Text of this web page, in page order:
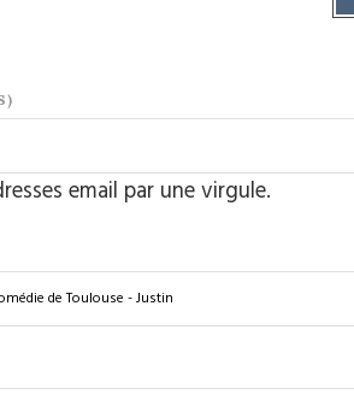
email par une virgule.